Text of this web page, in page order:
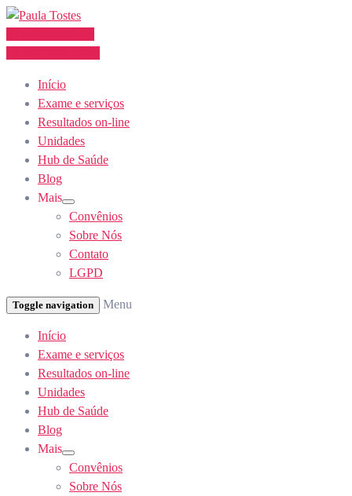
Skip
Início
Exame e serviços
Resultados on-line
Unidades
Hub de Saúde
Blog
Mais
Show
sub
menu
Convênios
Sobre Nós
Contato
LGPD
Toggle navigation Menu
Início
Exame e serviços
Resultados on-line
Unidades
Hub de Saúde
Blog
Mais
Show
sub
menu
Convênios
Sobre Nós